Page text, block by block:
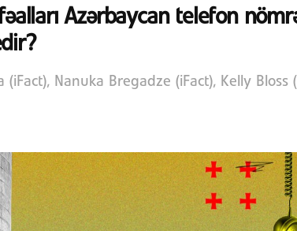
Azərbaycan telefon
Nanuka Bregadze (iFact), Kelly Bloss